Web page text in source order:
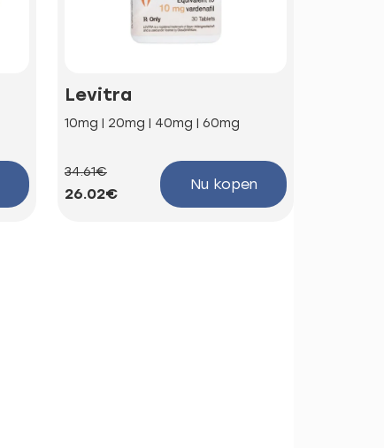
Levitra
10mg | 20mg | 40mg | 60mg
34.61€
26.02€
Nu kopen